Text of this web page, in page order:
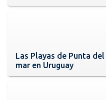
Las Playas de Punta
mar en Uruguay